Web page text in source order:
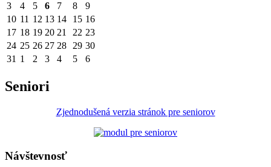
3
4 5 6 7 8
9
10 11 12 13 14 15 16
17 18 19 20 21 22 23
24 25 26 27 28 29 30
31 1 2 3 4 5 6
Seniori
Zjednodušená verzia stránok pre seniorov
Návštevnosť